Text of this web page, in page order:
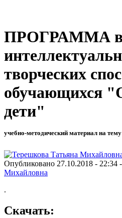
ПРОГРАММА
творческих
обучающихся
дети"
учебно-методический материал на тему
Опубликовано 27.10.2018 - 22:34 -
Михайловна
.
Скачать: